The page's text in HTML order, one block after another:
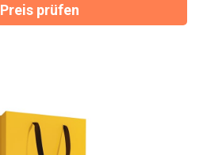
Preis prüfen